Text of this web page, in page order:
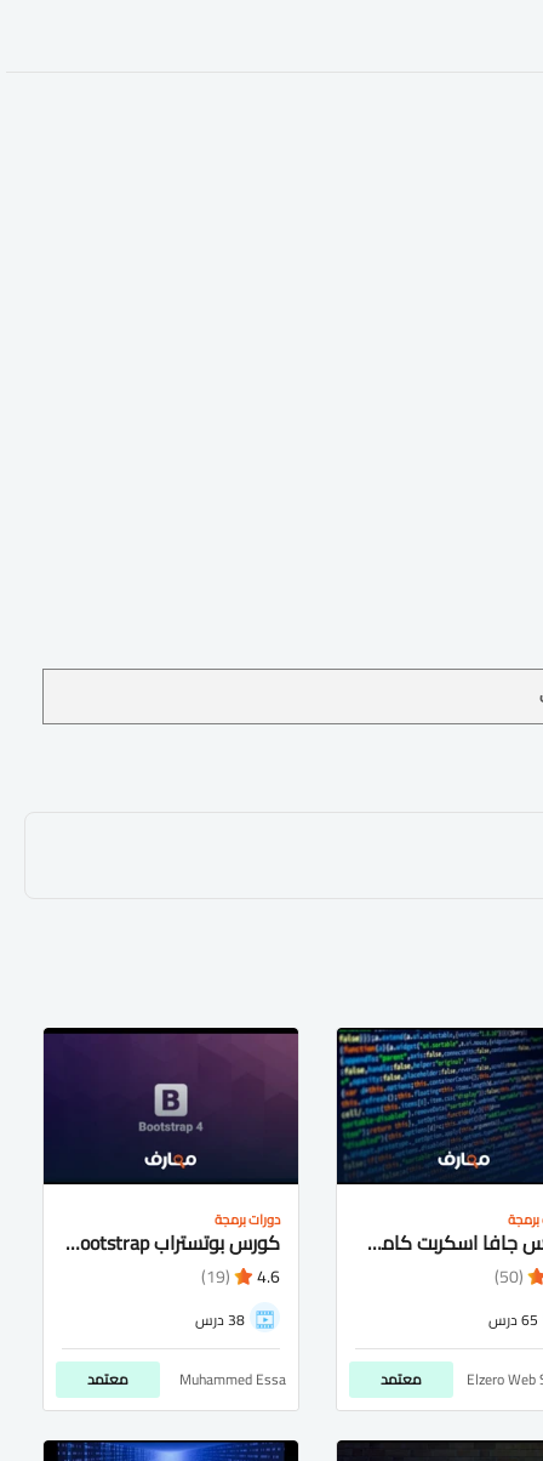
كورس جافا اسكربت كامل شرح عربى للمبتدئيين
(50)
65 درس
Elzero Web معتمد
دورات برمجة
كورس بوتستراب bootstrap شرح عربى كامل للمتبدئيين
4.6
(19)
38 درس
Muhammed Essa معتمد